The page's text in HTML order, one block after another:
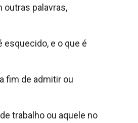
outras palavras,
esquecido, e o que é
fim de admitir ou
trabalho ou aquele no